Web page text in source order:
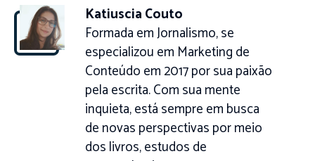
Katiuscia Couto
Formada em Jornalismo, se
especializou em Marketing de
Conteúdo em 2017 por sua paixão
pela escrita. Com sua mente
inquieta, está sempre em busca
de novas perspectivas por meio
dos livros, estudos de